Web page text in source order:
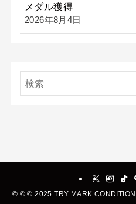
メダル獲得
2026年8月4日
© © © 2025 TRY MARK